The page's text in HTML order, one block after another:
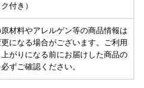
付き）
材料やアレルゲン等の商品情報は
になる場合がございます。ご利用
がりになる前にお届けした商品の
ずご確認ください。